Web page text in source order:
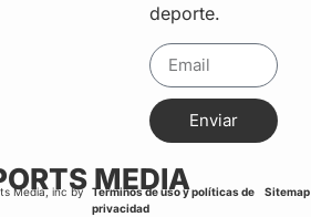
deporte.
Enviar
MEDIA
Media, inc by Terminos de uso y políticas de
privacidad
Sitemap